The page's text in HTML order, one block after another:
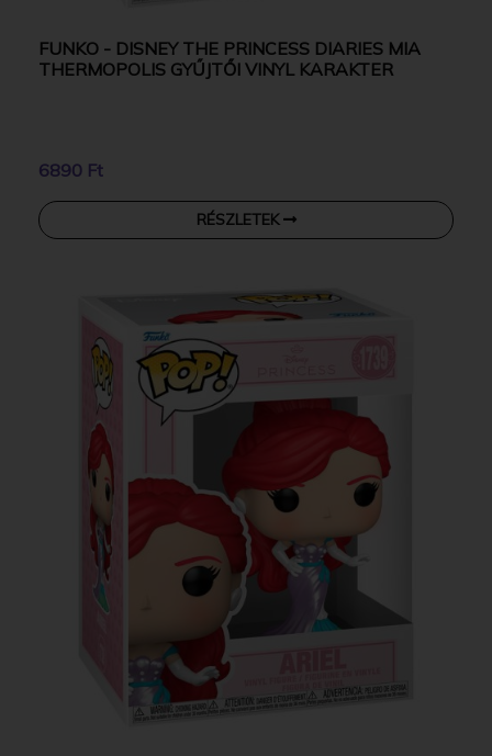
FUNKO - DISNEY THE PRINCESS DIARIES MIA
THERMOPOLIS GYŰJTŐI VINYL KARAKTER
6890 Ft
RÉSZLETEK